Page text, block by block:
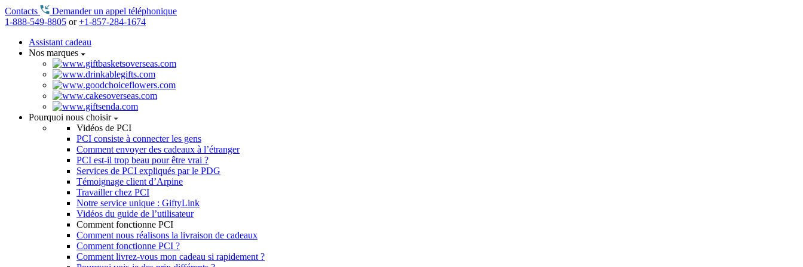
Contacts
Demander un appel téléphonique
1-888-549-8805 or+1-857-284-1674
Assistant cadeau
Nos marques
Pourquoi nous choisir
Vidéos de PCI
PCI consiste à connecter les gens
Comment envoyer des cadeaux à l’étranger
PCI est-il trop beau pour être vrai ?
Services de PCI expliqués par le PDG
Témoignage client d’Arpine
Travailler chez PCI
Notre service unique : GiftyLink
Vidéos du guide de l’utilisateur
Comment fonctionne PCI
Comment nous réalisons la livraison de cadeaux
Comment fonctionne PCI ?
Comment livrez-vous mon cadeau si rapidement ?